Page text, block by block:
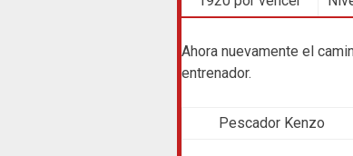
Ahora nuevamente el
entrenador.
Pescador Kenzo